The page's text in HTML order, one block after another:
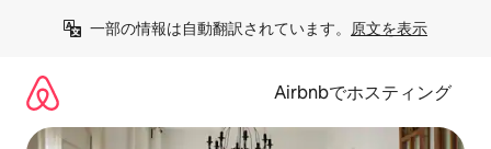
一部の情報は自動翻訳されています。 原文を表示
Airbnbでホスティング